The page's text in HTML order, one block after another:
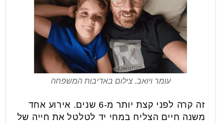
עומר ויואב. צילום באדיבות המשפחה
זה קרה לפני קצת יותר מ-6 שנים. אירוע אחד
משנה חיים הצליח במחי יד לטלטל את חייה של